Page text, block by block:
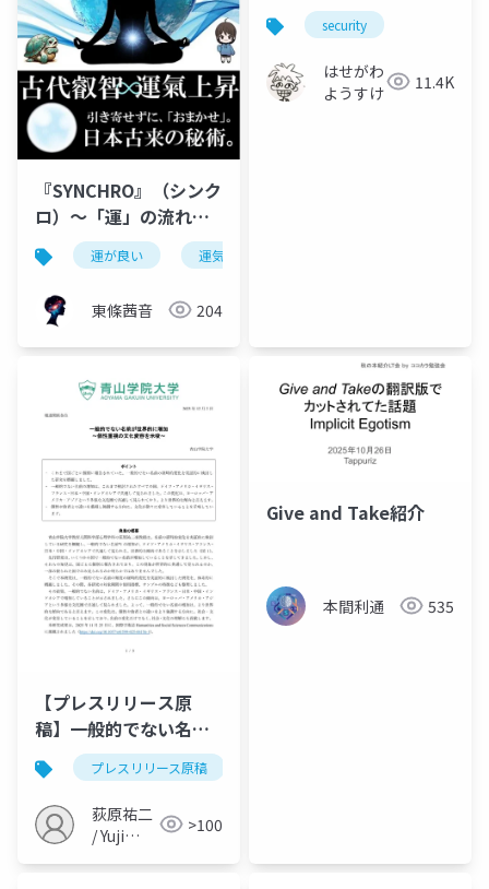
『SYNCHRO』（シンク
ロ）～「運」の流れへ
と導く、”核”となる手
引書～
運が良い 運気上昇
東條茜音 204
security
はせがわ
ようすけ
11.4K
【プレスリリース原
稿】一般的でない名前
が世界的に増加 ～個性
重視の文化変容を示唆
～（Ogihara, 2025,
HSSC）
プレスリリース原稿
荻原祐二
/ Yuji
>100
Give and Take紹介
本間利通 535